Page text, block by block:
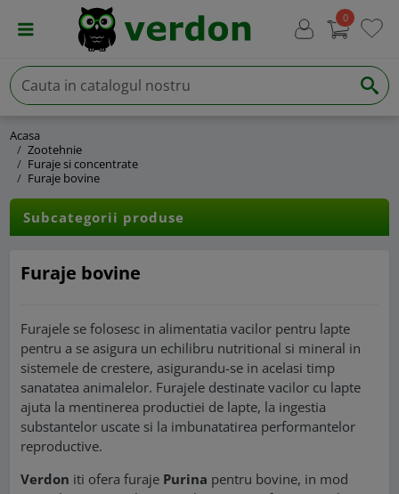
0
Acasa
Zootehnie
Furaje si concentrate
Furaje bovine
Subcategorii produse
Furaje bovine
Furajele se folosesc in alimentatia vacilor pentru lapte
pentru a se asigura un echilibru nutritional si mineral in
sistemele de crestere, asigurandu-se in acelasi timp
sanatatea animalelor. Furajele destinate vacilor cu lapte
ajuta la mentinerea productiei de lapte, la ingestia
substantelor uscate si la imbunatatirea performantelor
reproductive.
Verdon iti ofera furaje Purina pentru bovine, in mod